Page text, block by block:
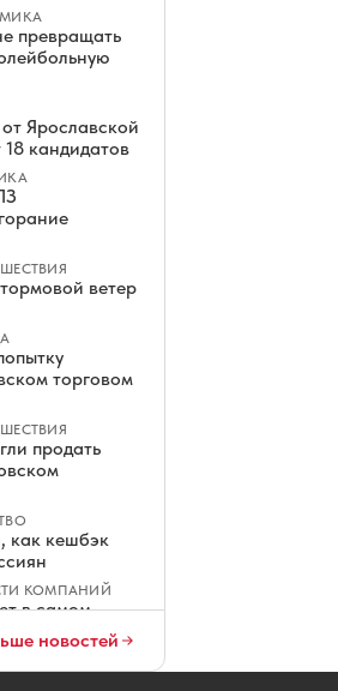
превращать
Ярославской
18 кандидатов
ветер
торговом
продать
как кешбэк
КОМПАНИЙ
в самом
сезона КХЛ
отсудила
новостей